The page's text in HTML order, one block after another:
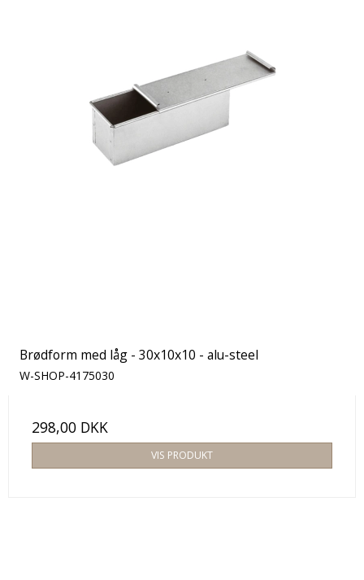
Brødform med låg - 30x10x10 - alu-steel
W-SHOP-4175030
298,00 DKK
VIS PRODUKT